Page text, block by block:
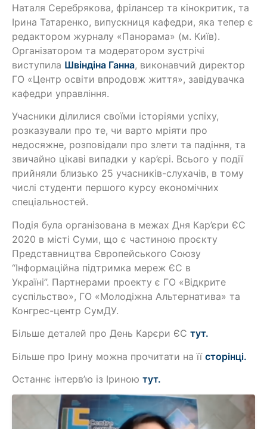
Наталя Серебрякова, фрілансер та кінокритик, та
Ірина Татаренко, випускниця кафедри, яка тепер є
редактором журналу «Панорама» (м. Київ).
Організатором та модератором зустрічі
виступила Швіндіна Ганна, виконавчий директор
ГО «Центр освіти впродовж життя», завідувачка
кафедри управління.
Учасники ділилися своїми історіями успіху,
розказували про те, чи варто мріяти про
недосяжне, розповідали про злети та падіння, та
звичайно цікаві випадки у кар’єрі. Всього у події
прийняли близько 25 учасників-слухачів, в тому
числі студенти першого курсу економічних
спеціальностей.
Подія була організована в межах Дня Кар’єри ЄС
2020 в місті Суми, що є частиною проєкту
Представництва Європейського Союзу
“Інформаційна підтримка мереж ЄС в
Україні”. Партнерами проекту є ГО «Відкрите
суспільство», ГО «Молодіжна Альтернатива» та
Конгрес-центр СумДУ.
Більше деталей про День Карєри ЄС тут.
Більше про Ірину можна прочитати на її сторінці.
Останнє інтерв’ю із Іриною тут.